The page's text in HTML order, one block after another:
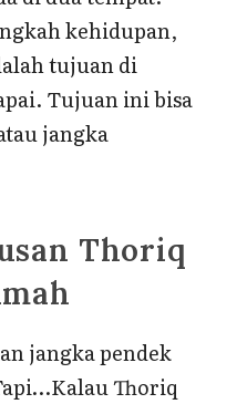
kehidupan,
tujuan di
Tujuan ini bisa
jangka
Thoriq
jangka pendek
Thoriq